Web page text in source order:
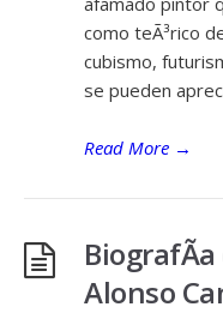
como teÃ³rico
cubismo,
se pueden
Read More →
BiografÃ­a
Alonso